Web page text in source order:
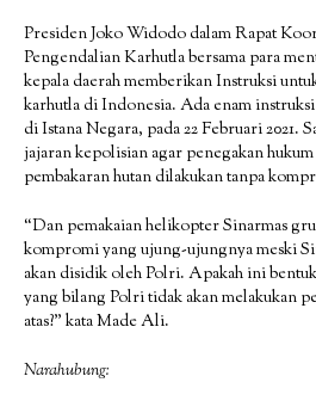
Presiden Joko Widodo dalam Rapat
Pengendalian Karhutla bersama para
kepala daerah memberikan Instruksi
karhutla di Indonesia. Ada enam
di Istana Negara, pada 22 Februari 2021.
jajaran kepolisian agar penegakan
pembakaran hutan dilakukan tanpa
“Dan pemakaian helikopter Sinarmas
kompromi yang ujung-ujungnya meski
akan disidik oleh Polri. Apakah ini
yang bilang Polri tidak akan melakukan
atas?” kata Made Ali.
Narahubung: